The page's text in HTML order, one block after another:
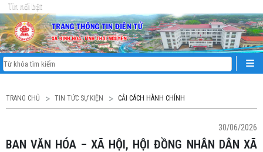
Tin nổi bật
TRANG CHỦ TIN TỨC SỰ KIỆN CẢI CÁCH HÀNH CHÍNH
30/06/2026
BAN VĂN HÓA – XÃ HỘI, HỘI ĐỒNG NHÂN DÂN XÃ